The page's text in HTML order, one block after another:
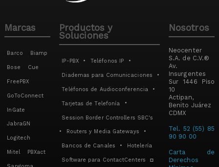
Marcas
Barco Biamp
Bose Cue
FreePBX
GoToConnect
InGate
JabraGN
Logitech
Mitel PBXact
Productos y
Soluciones
IP-PBX • Teléfonos IP •
Diademas para Comunicaciones •
Teléfonos de Audioconferencia •
Tarjetas de Telefonía •
Session Border Controllers SBC's
• Routers y Media Gateways •
Bancos de Canales • Hotelería
Software para ContactCenters ◘
Nosotros
Neocenter
S.A. de C.V.®
Av.
Insurgentes
Sur 1446 Piso
10
Actipan,
Benito Juárez
CDMX
Tel. 52 (55) 85
90 90 00
Carta de
Derechos